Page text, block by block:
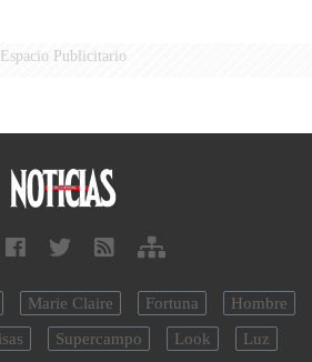
Espacio Publicitario
Marie Claire Fortuna
Hombre
Supercampo Look Luz